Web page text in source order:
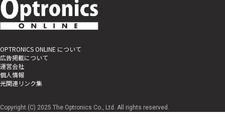
OPTRONICS ONLINE について
広告掲載について
運営会社
個人情報
光関連リンク集
Copyright (C) 2025 The Optronics Co., Ltd. All rights reserved.